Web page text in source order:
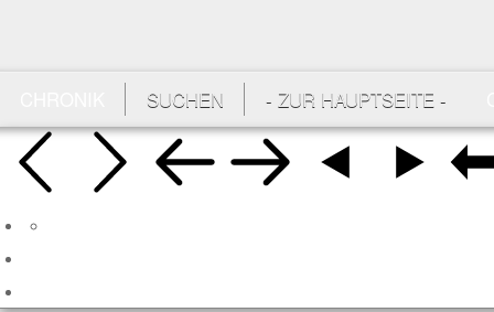
SUCHEN - ZUR HAUPTSEITE -